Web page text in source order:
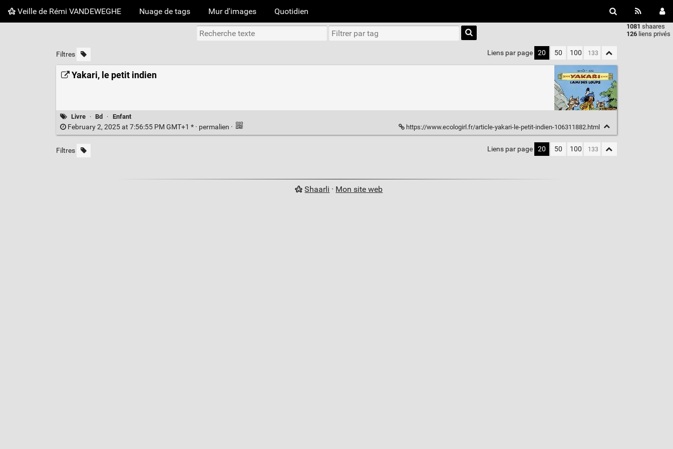
Veille de Rémi VANDEWEGHE Nuage de tags Mur d'images Quotidien
1081 shaares
126 liens privés
Type 1 or
more
characters
results.
Filtres Liens par page 20 50 100
Yakari, le petit indien
Livre · Bd · Enfant
February 2, 2025 at 7:56:55 PM GMT+1 * · permalien · https://www.ecologirl.fr/article-yakari-le-petit-indien-106311882.html
Filtres Liens par page 20 50 100
Shaarli · Mon site web